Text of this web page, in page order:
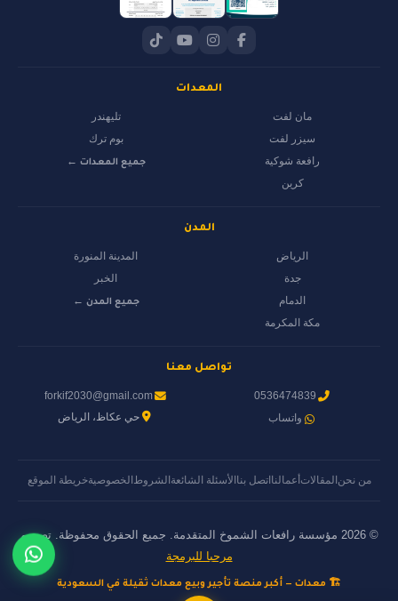
المعدات
مان لفت
سيزر لفت
رافعة شوكية
كرين
تليهندر
بوم ترك
جميع المعدات ←
المدن
الرياض
جدة
الدمام
مكة المكرمة
المدينة المنورة
الخبر
جميع المدن ←
تواصل معنا
0536474839
واتساب
forkif2030@gmail.com
حي عكاظ، الرياض
من نحنالمقالات أعمالنااتصل بناالأسئلة الشائعةالشروط الخصوصيةخريطة الموقع
© 2026 مؤسسة رافعات الشموخ المتقدمة. جميع الحقوق محفوظة. تصميم
مرحبا للبرمجة
🏗️ معدات — أكبر منصة تأجير وبيع معدات ثقيلة في السعودية